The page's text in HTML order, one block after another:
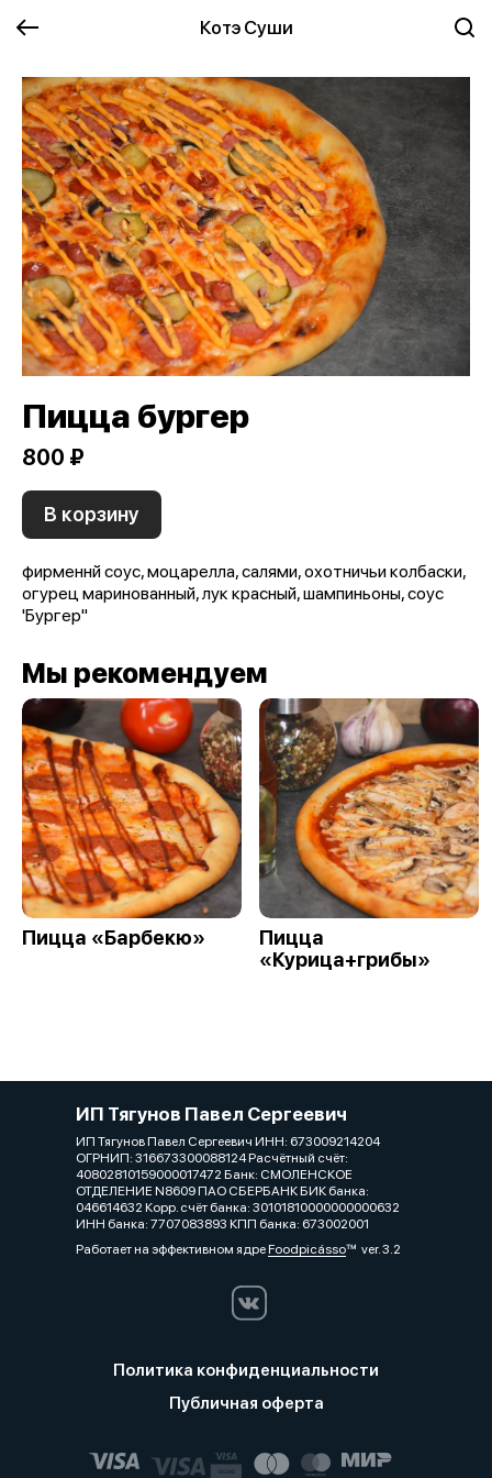
Котэ Суши
Пицца бургер
800 ₽
В корзину
фирменнй соус, моцарелла, салями, охотничьи колбаски,
огурец маринованный, лук красный, шампиньоны, соус
'Бургер"
Мы рекомендуем
Пицца «Барбекю»
Пицца
«Курица+грибы»
ИП Тягунов Павел Сергеевич
ИП Тягунов Павел Сергеевич ИНН: 673009214204
ОГРНИП: 316673300088124 Расчётный счёт:
40802810159000017472 Банк: СМОЛЕНСКОЕ
ОТДЕЛЕНИЕ N8609 ПАО СБЕРБАНК БИК банка:
046614632 Корр. счёт банка: 30101810000000000632
ИНН банка: 7707083893 КПП банка: 673002001
Работает на эффективном ядреFoodpicássover. 3.2
Политика конфиденциальности
Публичная оферта